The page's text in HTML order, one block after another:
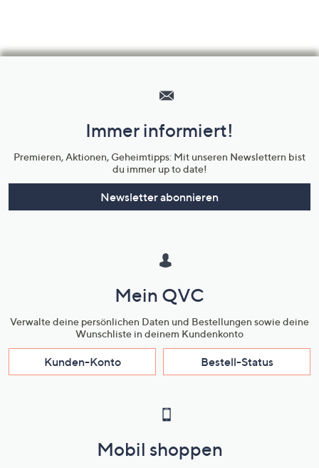
Unternehmensinformationen
Immer informiert!
Premieren, Aktionen, Geheimtipps: Mit unseren Newslettern bist
du immer up to date!
Newsletter abonnieren
Mein QVC
Verwalte deine persönlichen Daten und Bestellungen sowie deine
Wunschliste in deinem Kundenkonto
Kunden-Konto Bestell-Status
Mobil shoppen